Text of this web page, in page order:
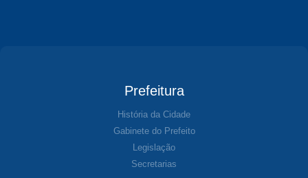
Prefeitura
História da Cidade
Gabinete do Prefeito
Legislação
Secretarias